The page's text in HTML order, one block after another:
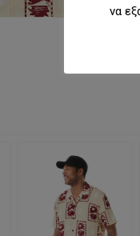
να